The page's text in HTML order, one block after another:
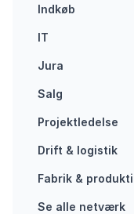
Indkøb
IT
Jura
Salg
Projektledelse
Drift & logistik
Fabrik &
Se alle netværk
kan også være
skabe
forhindringer og
Kan man
identificere
før…
MANAGEMENT